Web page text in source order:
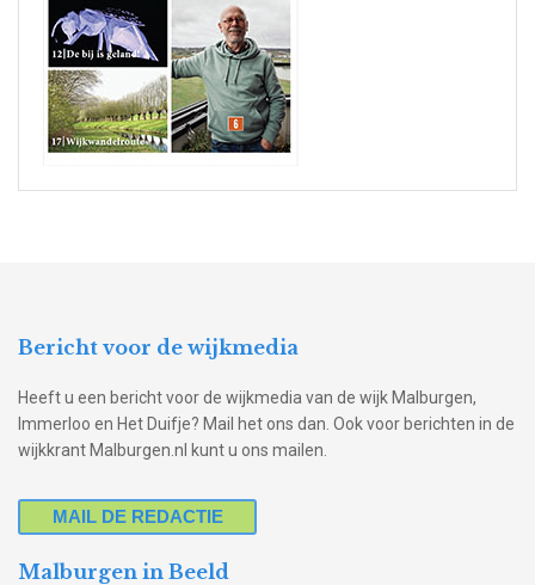
Bericht voor de wijkmedia
Heeft u een bericht voor de wijkmedia van de wijk Malburgen,
Immerloo en Het Duifje? Mail het ons dan. Ook voor berichten in de
wijkkrant Malburgen.nl kunt u ons mailen.
MAIL DE REDACTIE
Malburgen in Beeld